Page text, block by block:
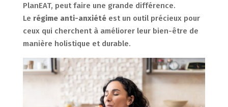
PlanEAT, peut faire une grande différence.
Le régime anti-anxiétéest un outil précieux pour
ceux qui cherchent à améliorer leur bien-être de
manière holistique et durable.